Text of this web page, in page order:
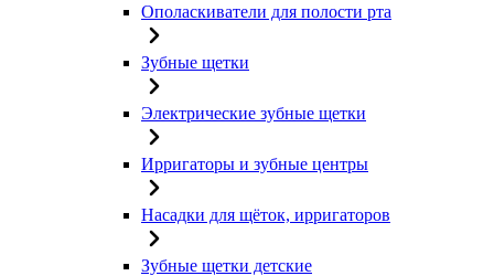
Ополаскиватели для полости рта
Зубные щетки
Электрические зубные щетки
Ирригаторы и зубные центры
Насадки для щёток, ирригаторов
Зубные щетки детские